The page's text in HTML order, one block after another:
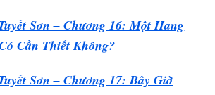
Sơn – Chương 16: Một Hang
Cần Thiết Không?
Sơn – Chương 17: Bây Giờ